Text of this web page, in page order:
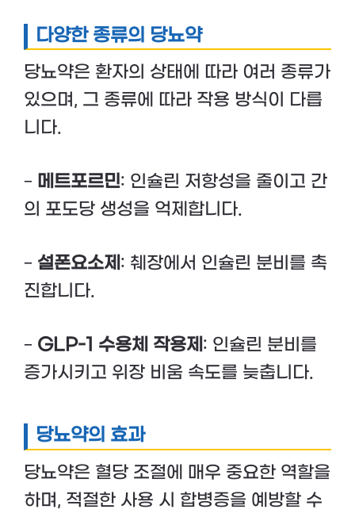
다양한 종류의 당뇨약
당뇨약은 환자의 상태에 따라 여러 종류가
있으며, 그 종류에 따라 작용 방식이 다릅
니다.
– 메트포르민: 인슐린 저항성을 줄이고 간
의 포도당 생성을 억제합니다.
– 설폰요소제 : 췌장에서 인슐린 분비를 촉
진합니다.
– GLP-1 수용체 작용제 : 인슐린 분비를
증가시키고 위장 비움 속도를 늦춥니다.
당뇨약의 효과
당뇨약은 혈당 조절에 매우 중요한 역할을
하며, 적절한 사용 시 합병증을 예방할 수